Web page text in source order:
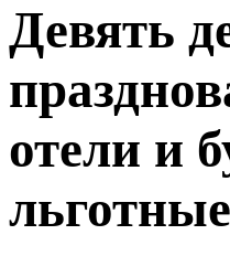
Девять
отели и